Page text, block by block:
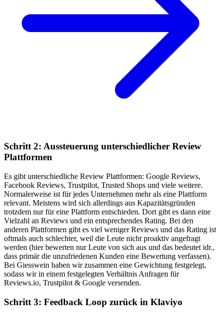
Schritt 2: Aussteuerung unterschiedlicher Review
Plattformen
Es gibt unterschiedliche Review Plattformen: Google Reviews,
Facebook Reviews, Trustpilot, Trusted Shops und viele weitere.
Normalerweise ist für jedes Unternehmen mehr als eine Plattform
relevant. Meistens wird sich allerdings aus Kapazitätsgründen
trotzdem nur für eine Plattform entschieden. Dort gibt es dann eine
Vielzahl an Reviews und ein entsprechendes Rating. Bei den
anderen Plattformen gibt es viel weniger Reviews und das Rating ist
oftmals auch schlechter, weil die Leute nicht proaktiv angefragt
werden (hier bewerten nur Leute von sich aus und das bedeutet idr.,
dass primär die unzufriedenen Kunden eine Bewertung verfassen).
Bei Giesswein haben wir zusammen eine Gewichtung festgelegt,
sodass wir in einem festgelegten Verhältnis Anfragen für
Reviews.io, Trustpilot & Google versenden.
Schritt 3: Feedback Loop zurück in Klaviyo